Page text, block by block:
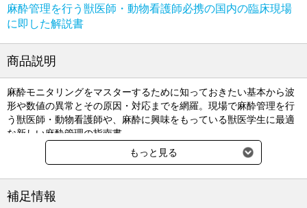
麻酔管理を行う獣医師・動物看護師必携の国内の臨床現場
に即した解説書
商品説明
麻酔モニタリングをマスターするために知っておきたい基本から波
形や数値の異常とその原因・対応までを網羅。現場で麻酔管理を行
う獣医師・動物看護師や、麻酔に興味をもっている獣医学生に最適
な新しい麻酔管理の指南書。
≪本書のポイント≫
・麻酔前～麻酔導入 ⇒ 麻酔中 ⇒ 麻酔後の一連の流れに沿った解説
・生体情報モニタの測定原理や装着法から実際の臨床現場での活用
までを一挙紹介
もっと見る
補足情報